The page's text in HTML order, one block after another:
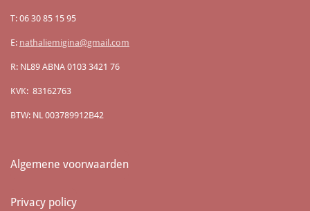
T: 06 30 85 15 95
E: nathaliemigina@gmail.com
R: NL89 ABNA 0103 3421 76
KVK: 83162763
BTW: NL 003789912B42
Algemene voorwaarden
Privacy policy